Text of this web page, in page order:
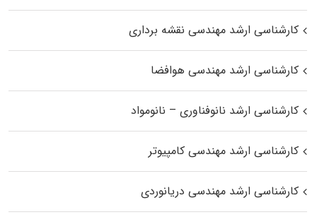
کارشناسی ارشد مهندسی نقشه برداری
کارشناسی ارشد مهندسی هوافضا
کارشناسی ارشد نانوفناوری – نانومواد
کارشناسی ارشد مهندسی کامپیوتر
کارشناسی ارشد مهندسی دریانوردی